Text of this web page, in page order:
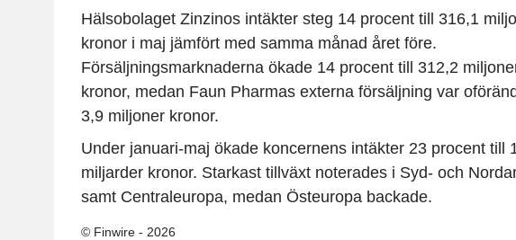
Hälsobolaget Zinzinos intäkter steg 14 procent till 316,1
kronor i maj jämfört med samma månad året före.
Försäljningsmarknaderna ökade 14 procent till 312,2
kronor, medan Faun Pharmas externa försäljning var
3,9 miljoner kronor.
Under januari-maj ökade koncernens intäkter 23 procent till
miljarder kronor. Starkast tillväxt noterades i Syd- och
samt Centraleuropa, medan Östeuropa backade.
© Finwire - 2026